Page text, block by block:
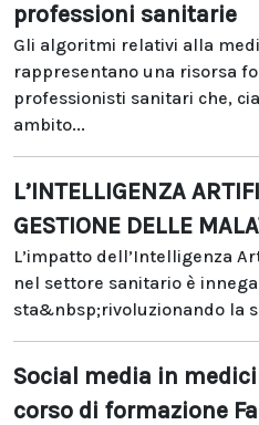
professioni sanitarie
Gli algoritmi relativi alla
rappresentano una risorsa
professionisti sanitari che,
ambito...
L’INTELLIGENZA
GESTIONE DELLE
L’impatto dell’Intelligenza
nel settore sanitario è
sta&nbsp;rivoluzionando la
Social media in
corso di formazione